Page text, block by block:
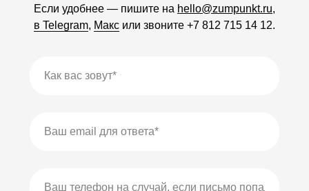
Если удобнее — пишите на hello@zumpunkt.ru,
в Telegram, Макс или звоните +7 812 715 14 12.